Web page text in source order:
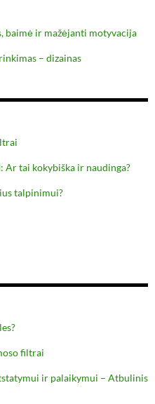
baimė ir mažėjanti motyvacija
– dizainas
Ar tai kokybiška ir naudinga?
talpinimui?
filtrai
ir palaikymui – Atbulinis